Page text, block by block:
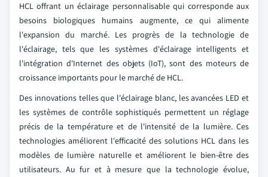
HCL offrant un éclairage personnalisable qui corresponde aux
besoins biologiques humains augmente, ce qui alimente
l'expansion du marché. Les progrès de la technologie de
l'éclairage, tels que les systèmes d'éclairage intelligents et
l'intégration d'Internet des objets (IoT), sont des moteurs de
croissance importants pour le marché de HCL.
Des innovations telles que l'éclairage blanc, les avancées LED et
les systèmes de contrôle sophistiqués permettent un réglage
précis de la température et de l'intensité de la lumière. Ces
technologies améliorent l'efficacité des solutions HCL dans les
modèles de lumière naturelle et améliorent le bien-être des
utilisateurs. Au fur et à mesure que la technologie évolue,